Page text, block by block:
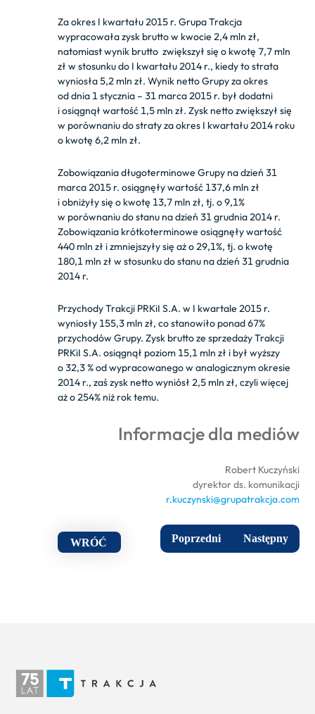
Za okres I kwartału 2015 r. Grupa Trakcja
wypracowała zysk brutto w kwocie 2,4 mln zł,
natomiast wynik brutto zwiększył się o kwotę 7,7 mln
zł w stosunku do I kwartału 2014 r., kiedy to strata
wyniosła 5,2 mln zł. Wynik netto Grupy za okres
od dnia 1 stycznia – 31 marca 2015 r. był dodatni
i osiągnął wartość 1,5 mln zł. Zysk netto zwiększył się
w porównaniu do straty za okres I kwartału 2014 roku
o kwotę 6,2 mln zł.
Zobowiązania długoterminowe Grupy na dzień 31
marca 2015 r. osiągnęły wartość 137,6 mln zł
i obniżyły się o kwotę 13,7 mln zł, tj. o 9,1%
w porównaniu do stanu na dzień 31 grudnia 2014 r.
Zobowiązania krótkoterminowe osiągnęły wartość
440 mln zł i zmniejszyły się aż o 29,1%, tj. o kwotę
180,1 mln zł w stosunku do stanu na dzień 31 grudnia
2014 r.
Przychody Trakcji PRKiI S.A. w I kwartale 2015 r.
wyniosły 155,3 mln zł, co stanowiło ponad 67%
przychodów Grupy. Zysk brutto ze sprzedaży Trakcji
PRKiI S.A. osiągnął poziom 15,1 mln zł i był wyższy
o 32,3 % od wypracowanego w analogicznym okresie
2014 r., zaś zysk netto wyniósł 2,5 mln zł, czyli więcej
aż o 254% niż rok temu.
Informacje dla mediów
Robert Kuczyński
dyrektor ds. komunikacji
r.kuczynski@grupatrakcja.com
WRÓĆ Poprzedni Następny